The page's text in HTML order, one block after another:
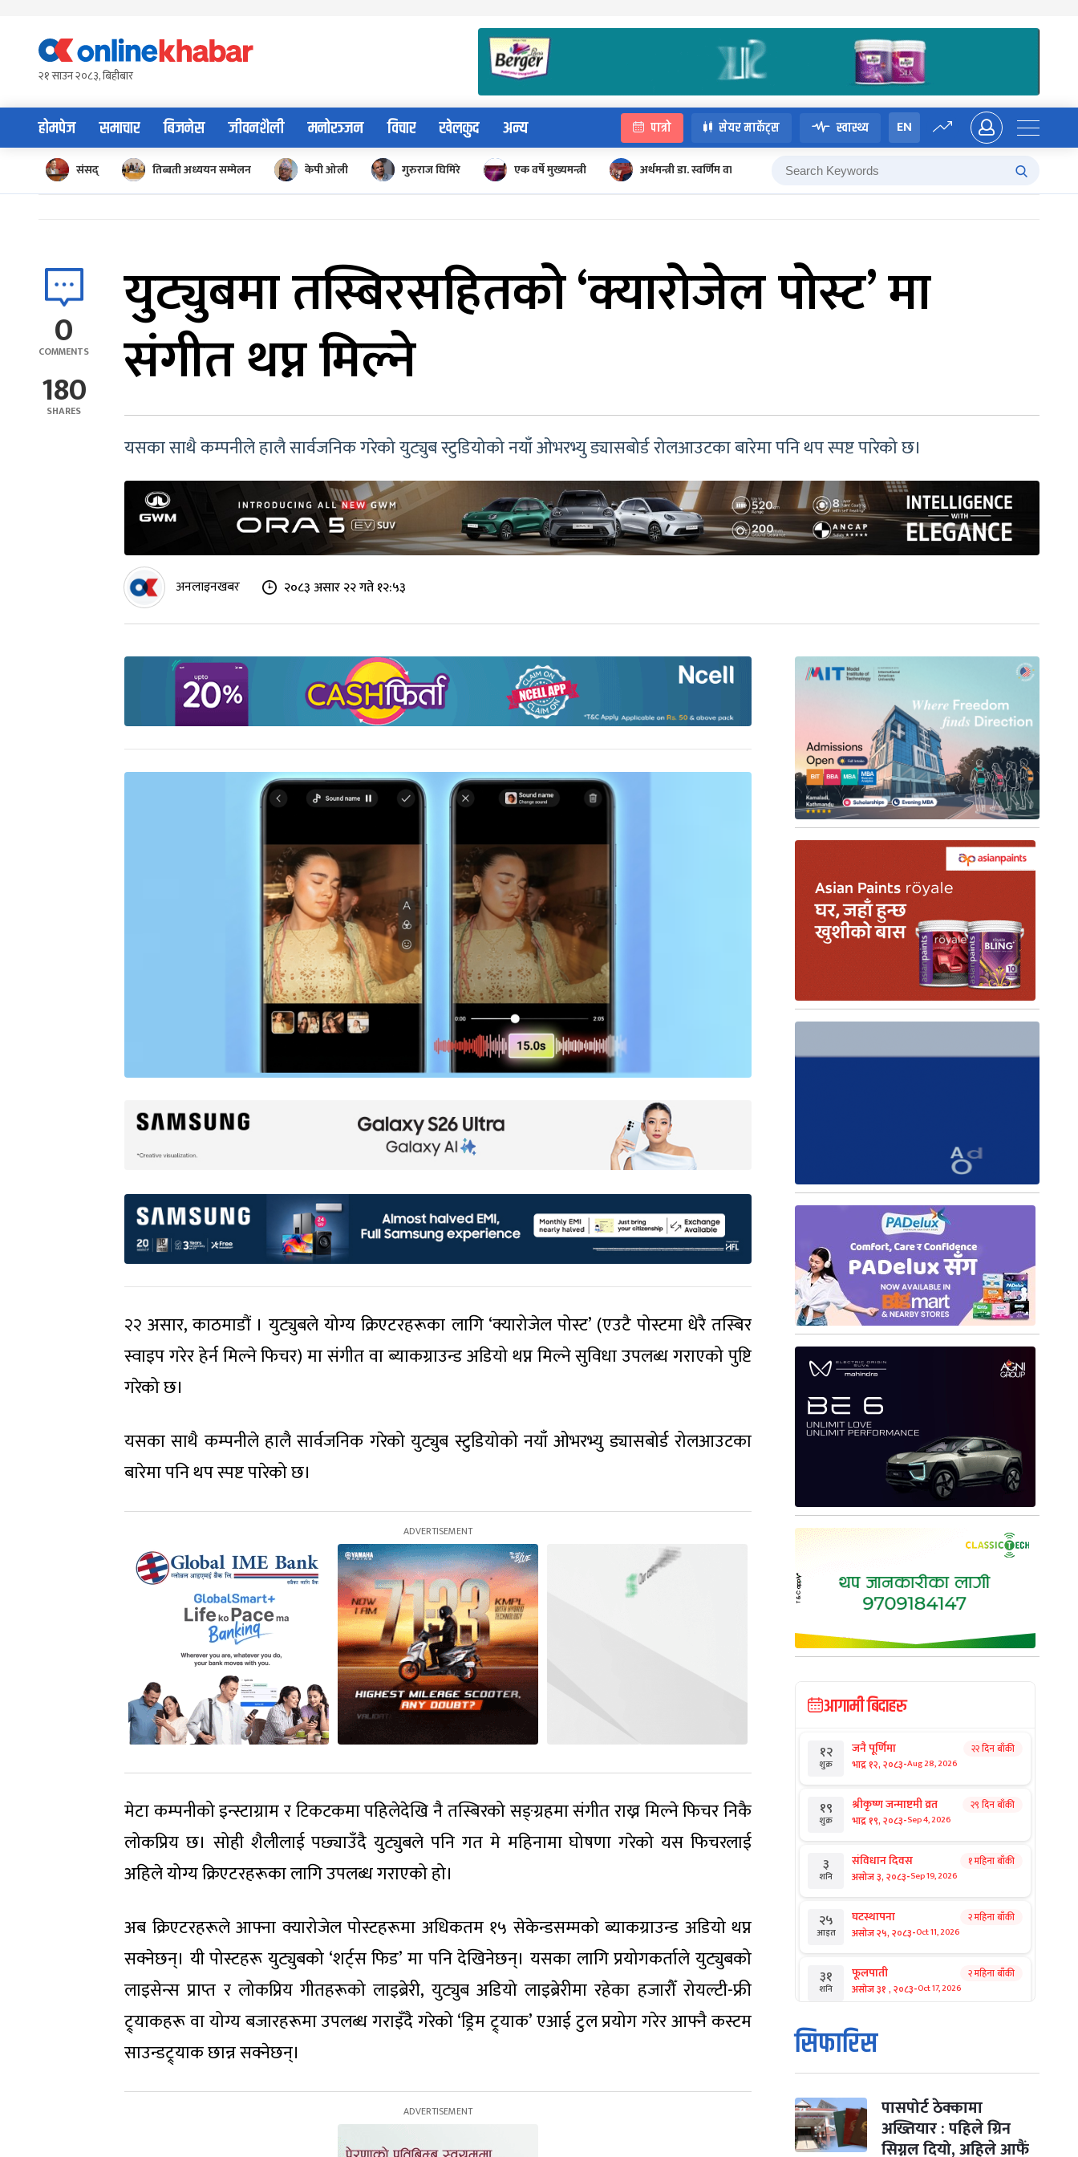
content२१ साउन २०८३, बिहीबार
होमपेज समाचार बिजनेस जीवनशैली मनोरञ्जन विचार खेलकुद अन्य पात्रो सेयर मार्केट्स स्वास्थ्य EN
संसद् तिब्बती अध्ययन सम्मेलन केपी ओली गुरुराज घिमिरे एक वर्षे मुख्यमन्त्री अर्थमन्त्री डा. स्वर्णिम वाग्ले
0
COMMENTS
180
SHARES
युट्युबमा तस्बिरसहितको ‘क्यारोजेल पोस्ट’ मा
संगीत थप्न मिल्ने
यसका साथै कम्पनीले हालै सार्वजनिक गरेको युट्युब स्टुडियोको नयाँ ओभरभ्यु ड्यासबोर्ड रोलआउटका बारेमा पनि थप स्पष्ट पारेको छ।
अनलाइनखबर २०८३ असार २२ गते १२:५३
२२ असार, काठमाडौं । युट्युबले योग्य क्रिएटरहरूका लागि ‘क्यारोजेल पोस्ट’ (एउटै पोस्टमा धेरै तस्बिर
स्वाइप गरेर हेर्न मिल्ने फिचर) मा संगीत वा ब्याकग्राउन्ड अडियो थप्न मिल्ने सुविधा उपलब्ध गराएको पुष्टि
गरेको छ।
यसका साथै कम्पनीले हालै सार्वजनिक गरेको युट्युब स्टुडियोको नयाँ ओभरभ्यु ड्यासबोर्ड रोलआउटका
बारेमा पनि थप स्पष्ट पारेको छ।
मेटा कम्पनीको इन्स्टाग्राम र टिकटकमा पहिलेदेखि नै तस्बिरको सङ्ग्रहमा संगीत राख्न मिल्ने फिचर निकै
लोकप्रिय छ। सोही शैलीलाई पछ्याउँदै युट्युबले पनि गत मे महिनामा घोषणा गरेको यस फिचरलाई
अहिले योग्य क्रिएटरहरूका लागि उपलब्ध गराएको हो।
अब क्रिएटरहरूले आफ्ना क्यारोजेल पोस्टहरूमा अधिकतम १५ सेकेन्डसम्मको ब्याकग्राउन्ड अडियो थप्न
सक्नेछन्। यी पोस्टहरू युट्युबको ‘शर्ट्स फिड’ मा पनि देखिनेछन्। यसका लागि प्रयोगकर्ताले युट्युबको
लाइसेन्स प्राप्त र लोकप्रिय गीतहरूको लाइब्रेरी, युट्युब अडियो लाइब्रेरीमा रहेका हजारौँ रोयल्टी-फ्री
ट्र्याकहरू वा योग्य बजारहरूमा उपलब्ध गराइँदै गरेको ‘ड्रिम ट्र्याक’ एआई टुल प्रयोग गरेर आफ्नै कस्टम
साउन्डट्र्याक छान्न सक्नेछन्।
आगामी बिदाहरु
१२
शुक्र
जनै पूर्णिमा
भाद्र १२, २०८३-Aug 28, 2026
२२ दिन बाँकी
१९
शुक्र
श्रीकृष्ण जन्माष्टमी व्रत
भाद्र १९, २०८३-Sep 4, 2026
२९ दिन बाँकी
३
शनि
संविधान दिवस
असोज ३, २०८३-Sep 19, 2026
१ महिना बाँकी
२५
आइत
घटस्थापना
असोज २५, २०८३-Oct 11, 2026
२ महिना बाँकी
३१
शनि
फूलपाती
असोज ३१ , २०८३-Oct 17, 2026
२ महिना बाँकी
१
आइत
कार्तिक सङ्क्रान्ति
कार्तिक १, २०८३
मंगल कार्तिक ३, २०८३-Oct 20, 2026
४ विजयादशमी २ महिना बाँकी
सिफारिस
पासपोर्ट ठेक्कामा
अख्तियार : पहिले ग्रिन
सिग्नल दियो, अहिले आफैं